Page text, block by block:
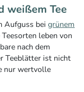
weißem Tee
Aufguss bei grünem
leben von
nach dem
Teeblätter ist nicht
nur wertvolle